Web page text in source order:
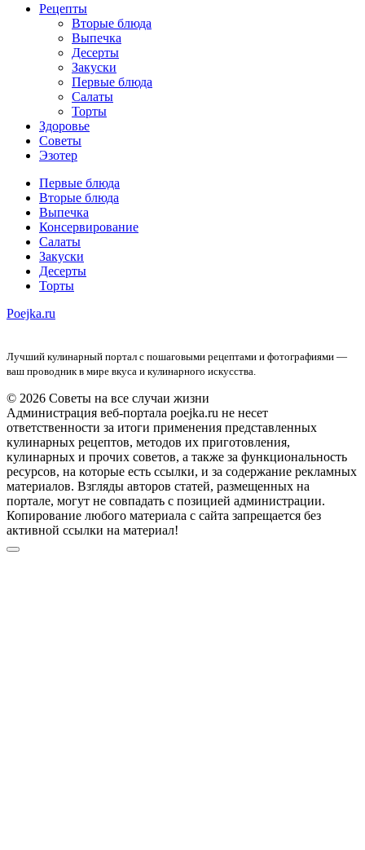
Рецепты
Вторые блюда
Выпечка
Десерты
Закуски
Первые блюда
Салаты
Торты
Здоровье
Советы
Эзотер
Первые блюда
Вторые блюда
Выпечка
Консервирование
Салаты
Закуски
Десерты
Торты
Poejka.ru
Лучший кулинарный портал с пошаговыми рецептами и фотографиями —
ваш проводник в мире вкуса и кулинарного искусства.
© 2026 Советы на все случаи жизни
Администрация веб-портала poejka.ru не несет
ответственности за итоги применения представленных
кулинарных рецептов, методов их приготовления,
кулинарных и прочих советов, а также за функциональность
ресурсов, на которые есть ссылки, и за содержание рекламных
материалов. Взгляды авторов статей, размещенных на
портале, могут не совпадать с позицией администрации.
Копирование любого материала с сайта запрещается без
активной ссылки на материал!